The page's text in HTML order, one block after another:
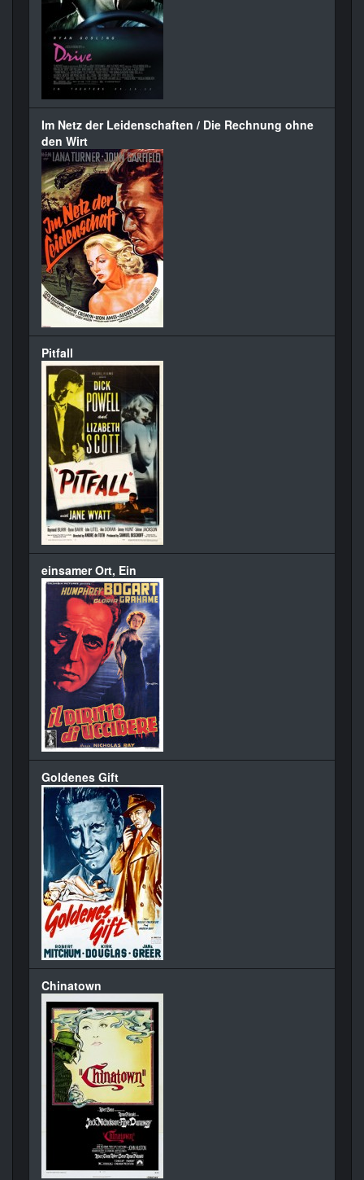
Im Netz der Leidenschaften / Die Rechnung ohne
den Wirt
Pitfall
einsamer Ort, Ein
Goldenes Gift
Chinatown